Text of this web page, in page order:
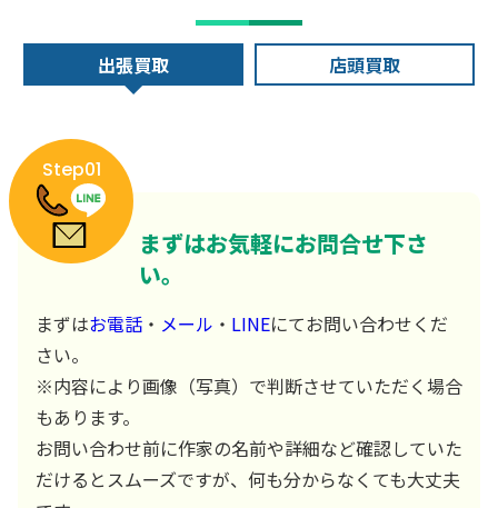
出張買取 店頭買取
Step01
まずはお気軽にお問合せ下さ
い。
まずはお電話 ・ メール ・ LINEにてお問い合わせくだ
さい。
※内容により画像（写真）で判断させていただく場合
もあります。
お問い合わせ前に作家の名前や詳細など確認していた
だけるとスムーズですが、何も分からなくても大丈夫